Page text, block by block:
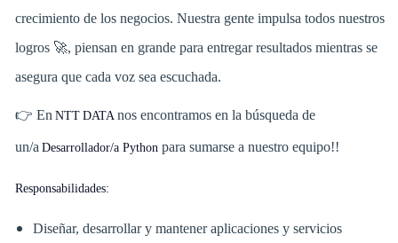
crecimiento de los negocios. Nuestra gente impulsa todos nuestros
logros 🚀, piensan en grande para entregar resultados mientras se
asegura que cada voz sea escuchada.
👉 EnNTT DATA nos encontramos en la búsqueda de
un/a Desarrollador/a Python para sumarse a nuestro equipo!!
Responsabilidades:
Diseñar, desarrollar y mantener aplicaciones y servicios